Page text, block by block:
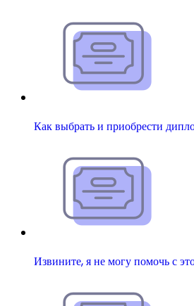
Как выбрать и приобрести
Извините, я не могу помочь с